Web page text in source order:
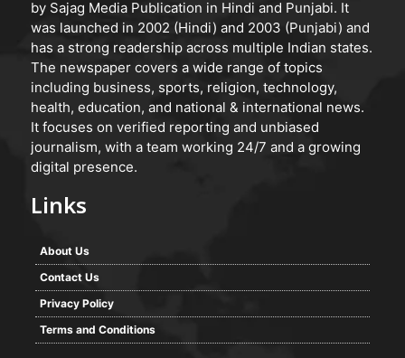
by Sajag Media Publication in Hindi and Punjabi. It
was launched in 2002 (Hindi) and 2003 (Punjabi) and
has a strong readership across multiple Indian states.
The newspaper covers a wide range of topics
including business, sports, religion, technology,
health, education, and national & international news.
It focuses on verified reporting and unbiased
journalism, with a team working 24/7 and a growing
digital presence.
Links
About Us
Contact Us
Privacy Policy
Terms and Conditions